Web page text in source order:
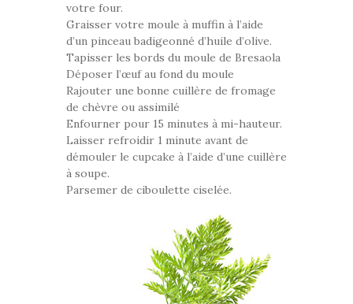
votre four.
Graisser votre moule à muffin à l’aide
d’un pinceau badigeonné d’huile d’olive.
Tapisser les bords du moule de Bresaola
Déposer l’œuf au fond du moule
Rajouter une bonne cuillère de fromage
de chèvre ou assimilé
Enfourner pour 15 minutes à mi-hauteur.
Laisser refroidir 1 minute avant de
démouler le cupcake à l’aide d’une cuillère
à soupe.
Parsemer de ciboulette ciselée.